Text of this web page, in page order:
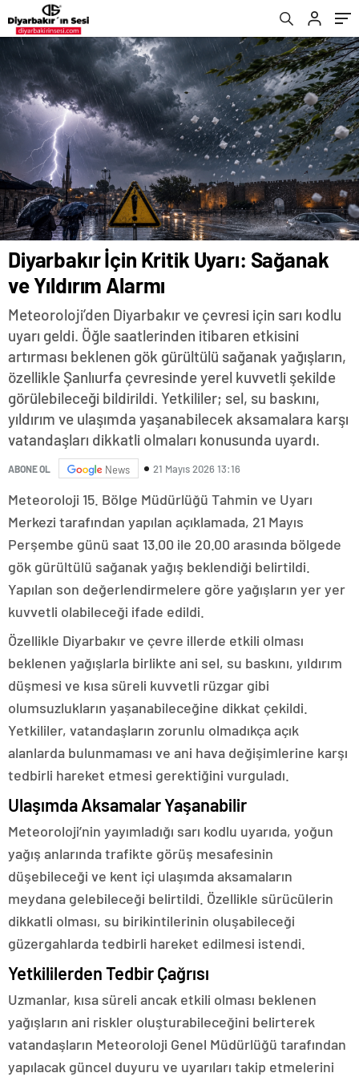
Diyarbakır İçin Kritik Uyarı: Sağanak
ve Yıldırım Alarmı
Meteoroloji’den Diyarbakır ve çevresi için sarı kodlu
uyarı geldi. Öğle saatlerinden itibaren etkisini
artırması beklenen gök gürültülü sağanak yağışların,
özellikle Şanlıurfa çevresinde yerel kuvvetli şekilde
görülebileceği bildirildi. Yetkililer; sel, su baskını,
yıldırım ve ulaşımda yaşanabilecek aksamalara karşı
vatandaşları dikkatli olmaları konusunda uyardı.
ABONE OL News 21 Mayıs 2026 13:16
Meteoroloji 15. Bölge Müdürlüğü Tahmin ve Uyarı
Merkezi tarafından yapılan açıklamada, 21 Mayıs
Perşembe günü saat 13.00 ile 20.00 arasında bölgede
gök gürültülü sağanak yağış beklendiği belirtildi.
Yapılan son değerlendirmelere göre yağışların yer yer
kuvvetli olabileceği ifade edildi.
Özellikle Diyarbakır ve çevre illerde etkili olması
beklenen yağışlarla birlikte ani sel, su baskını, yıldırım
düşmesi ve kısa süreli kuvvetli rüzgar gibi
olumsuzlukların yaşanabileceğine dikkat çekildi.
Yetkililer, vatandaşların zorunlu olmadıkça açık
alanlarda bulunmaması ve ani hava değişimlerine karşı
tedbirli hareket etmesi gerektiğini vurguladı.
Ulaşımda Aksamalar Yaşanabilir
Meteoroloji’nin yayımladığı sarı kodlu uyarıda, yoğun
yağış anlarında trafikte görüş mesafesinin
düşebileceği ve kent içi ulaşımda aksamaların
meydana gelebileceği belirtildi. Özellikle sürücülerin
dikkatli olması, su birikintilerinin oluşabileceği
güzergahlarda tedbirli hareket edilmesi istendi.
Yetkililerden Tedbir Çağrısı
Uzmanlar, kısa süreli ancak etkili olması beklenen
yağışların ani riskler oluşturabileceğini belirterek
vatandaşların Meteoroloji Genel Müdürlüğü tarafından
yapılacak güncel duyuru ve uyarıları takip etmelerini